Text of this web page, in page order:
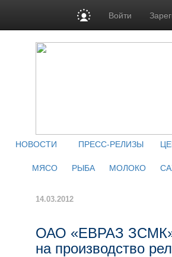
Войти
НОВОСТИ ПРЕСС-РЕЛИЗЫ
МЯСО
РЫБА МОЛОКО
14.03.2012
ОАО «ЕВРАЗ ЗСМК»
на производство